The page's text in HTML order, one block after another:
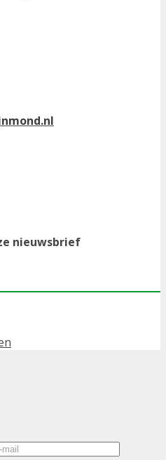
nieuwsbrief